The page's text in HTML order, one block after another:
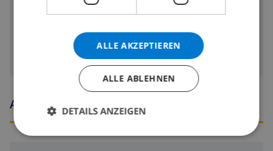
Waschmaschine
Ankunfts- und abfahrtszeiten
ALLE AKZEPTIEREN
ALLE ABLEHNEN
DETAILS ANZEIGEN